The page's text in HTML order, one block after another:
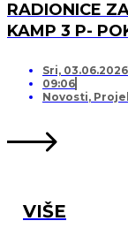
RADIONICE
KAMP 3 P-
Sri, 03.06.2026
09:06
Novosti,
VIŠE